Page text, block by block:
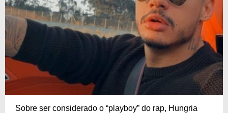
Sobre ser considerado o “playboy” do rap, Hungria